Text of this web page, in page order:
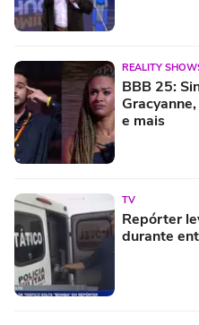
REALITY
BBB 25:
e mais
TV
Repórter
durante